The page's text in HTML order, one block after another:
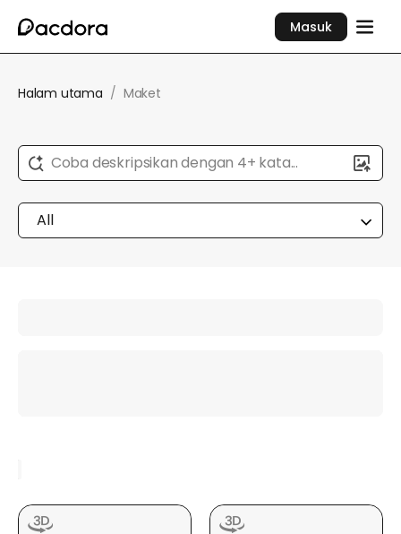
Masuk
Halam utama / Maket
Coba deskripsikan dengan 4+ kata...
All